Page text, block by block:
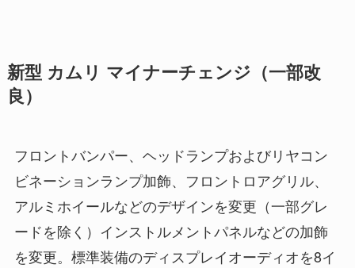
新型 カムリ マイナーチェンジ（一部改
良）
フロントバンパー、ヘッドランプおよびリヤコン
ビネーションランプ加飾、フロントロアグリル、
アルミホイールなどのデザインを変更（一部グレ
ードを除く）インストルメントパネルなどの加飾
を変更。標準装備のディスプレイオーディオを8イ